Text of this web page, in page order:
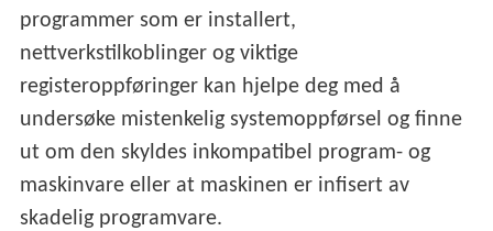
programmer som er installert,
nettverkstilkoblinger og viktige
registeroppføringer kan hjelpe deg med å
undersøke mistenkelig systemoppførsel og finne
ut om den skyldes inkompatibel program- og
maskinvare eller at maskinen er infisert av
skadelig programvare.